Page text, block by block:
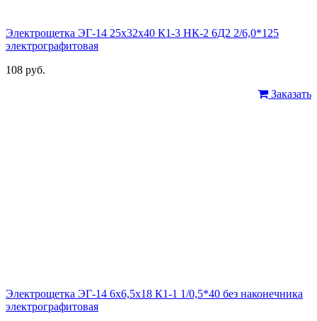
Электрощетка ЭГ-14 25х32х40 К1-3 НК-2 6Д2 2/6,0*125
электрографитовая
108 руб.
Заказать
Электрощетка ЭГ-14 6х6,5х18 К1-1 1/0,5*40 без наконечника
электрографитовая